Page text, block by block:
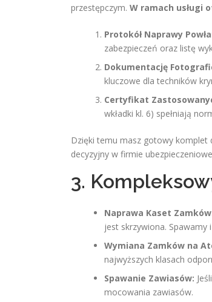
przestępczym. W ramach usługi
Protokół Naprawy
zabezpieczeń oraz listę
Dokumentację
kluczowe dla techników
Certyfikat
wkładki kl. 6) spełniają
Dzięki temu masz gotowy komplet
decyzyjny w firmie
3.
Naprawa Kaset
jest skrzywiona. Spawamy
Wymiana Zamków na
najwyższych klasach
Spawanie Zawiasów:
mocowania zawiasów.